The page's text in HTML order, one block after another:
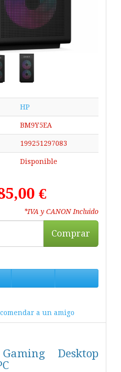
HP
BM9Y5EA
199251297083
Disponible
€
*IVA y CANON Incluido
Comprar
a un amigo
Desktop